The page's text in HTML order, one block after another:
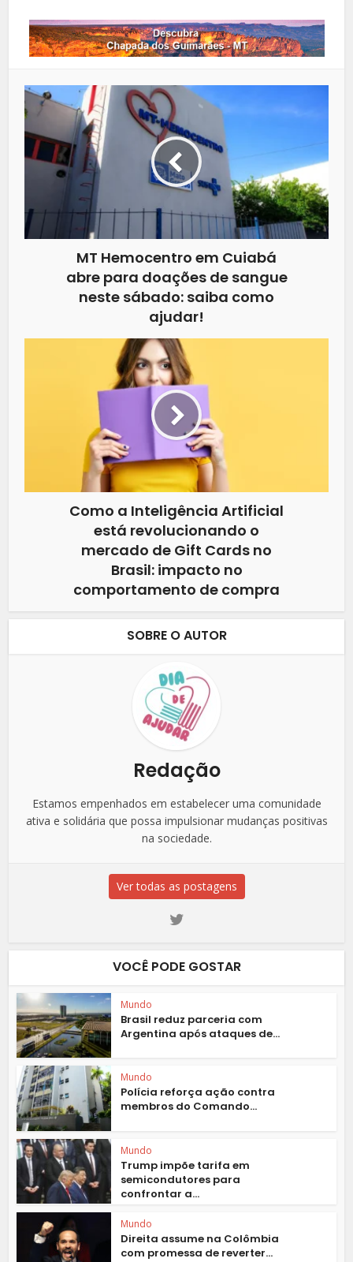
MT Hemocentro em Cuiabá
abre para doações de sangue
neste sábado: saiba como
ajudar!
Como a Inteligência Artificial
está revolucionando o
mercado de Gift Cards no
Brasil: impacto no
comportamento de compra
SOBRE O AUTOR
Redação
Estamos empenhados em estabelecer uma comunidade
ativa e solidária que possa impulsionar mudanças positivas
na sociedade.
Ver todas as postagens
VOCÊ PODE GOSTAR
Mundo
Brasil reduz parceria com
Argentina após ataques de...
Mundo
Polícia reforça ação contra
membros do Comando...
Mundo
Trump impõe tarifa em
semicondutores para
confrontar a...
Mundo
Direita assume na Colômbia
com promessa de reverter...